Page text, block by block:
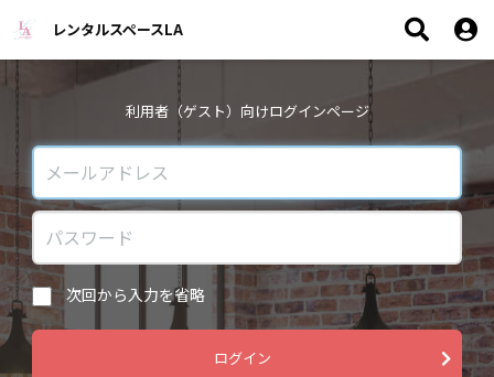
レンタルスペースLA
利用者（ゲスト）向けログインページ
次回から入力を省略
ログイン